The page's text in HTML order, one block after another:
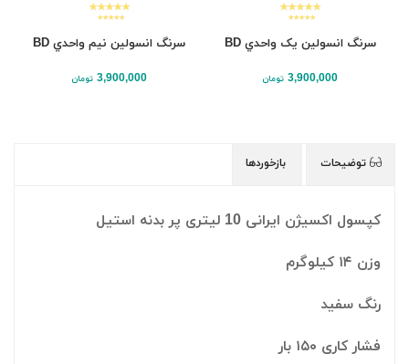
سرنگ انسولين یک واحدي BD
3,900,000 تومان
سرنگ انسولين نيم واحدي BD
3,900,000 تومان
توضیحات بازخوردها
کپسول اکسیژن ایرانی 10 لیتری پر بدنه استیل
وزن ۱۴ کیلوگرم
رنگ سفید
فشار کاری ۱۵۰ بار